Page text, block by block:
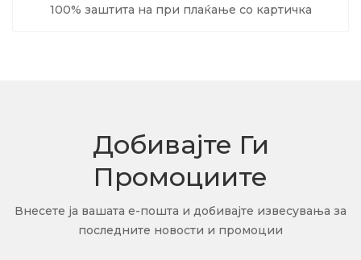
100% заштита на при плаќање со картичка
Добивајте Ги
Промоциите
Внесете ја вашата е-пошта и добивајте извесувања за
последните новости и промоции